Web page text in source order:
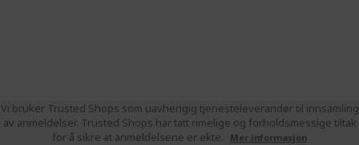
Vi bruker Trusted Shops som uavhengig tjenesteleverandør til innsamling
av anmeldelser. Trusted Shops har tatt rimelige og forholdsmessige tiltak
for å sikre at anmeldelsene er ekte.
Mer informasjon